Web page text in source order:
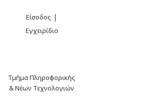
Είσοδος |
Εγχειρίδιο
Τμήμα Πληροφορικής
& Νέων Τεχνολογιών